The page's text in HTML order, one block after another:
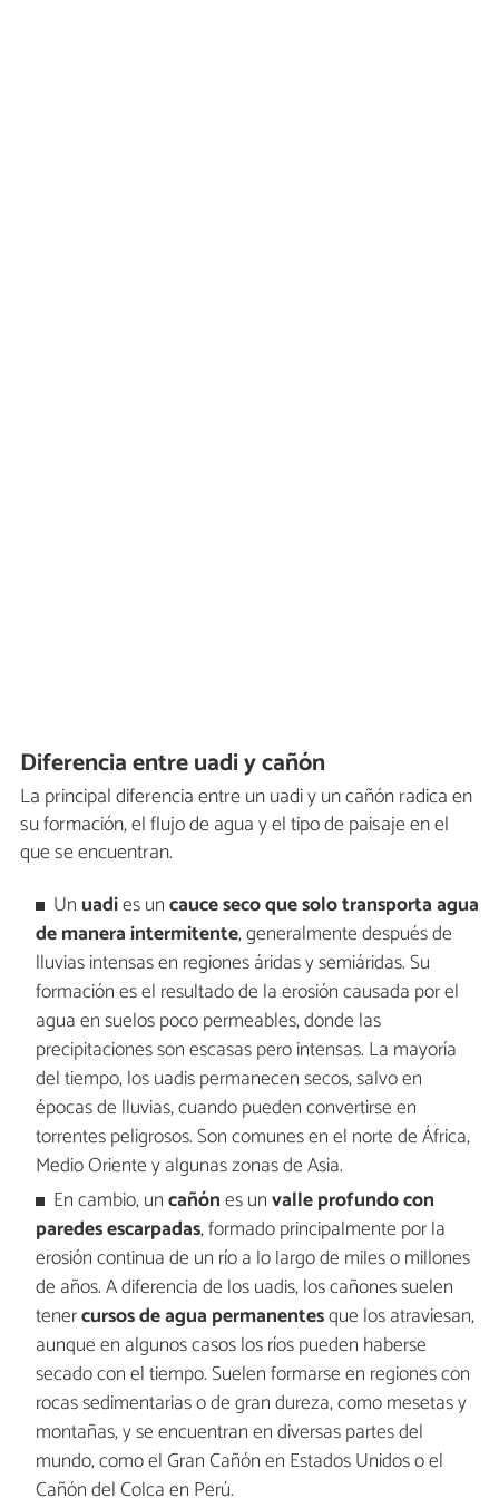
Diferencia entre uadi y cañón
La principal diferencia entre un uadi y un cañón radica en
su formación, el flujo de agua y el tipo de paisaje en el
que se encuentran.
Un uadies uncauce seco que solo transporta agua
de manera intermitente, generalmente después de
lluvias intensas en regiones áridas y semiáridas. Su
formación es el resultado de la erosión causada por el
agua en suelos poco permeables, donde las
precipitaciones son escasas pero intensas. La mayoría
del tiempo, los uadis permanecen secos, salvo en
épocas de lluvias, cuando pueden convertirse en
torrentes peligrosos. Son comunes en el norte de África,
Medio Oriente y algunas zonas de Asia.
En cambio, uncañónes unvalle profundo con
paredes escarpadas, formado principalmente por la
erosión continua de un río a lo largo de miles o millones
de años. A diferencia de los uadis, los cañones suelen
tenercursos de agua permanentesque los atraviesan,
aunque en algunos casos los ríos pueden haberse
secado con el tiempo. Suelen formarse en regiones con
rocas sedimentarias o de gran dureza, como mesetas y
montañas, y se encuentran en diversas partes del
mundo, como el Gran Cañón en Estados Unidos o el
Cañón del Colca en Perú.